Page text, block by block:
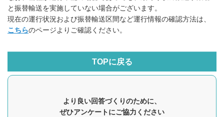
と振替輸送を実施していない場合がございます。
現在の運行状況および振替輸送区間など運行情報の確認方法は、
こちらのページよりご確認ください。
TOPに戻る
より良い回答づくりのために、
ぜひアンケートにご協力ください